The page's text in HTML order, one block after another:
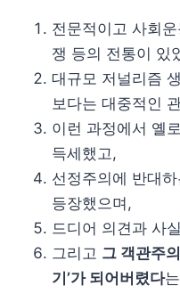
전문적이고 사회
쟁 등의 전통이 있
대규모 저널리즘
보다는 대중적인
이런 과정에서 옐
득세했고,
선정주의에 반대
등장했으며,
드디어 의견과 사
그리고 그 객관주
기’가 되어버렸다